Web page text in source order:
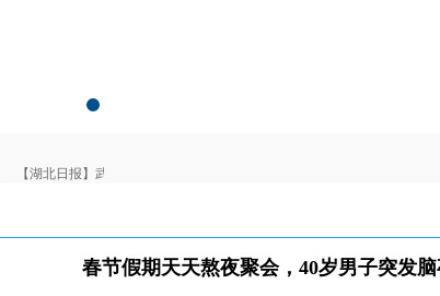
【湖北日报】武汉市东湖医院为老年健康写就“医养融合”生动注解
春节假期天天熬夜聚会，40岁男子突发